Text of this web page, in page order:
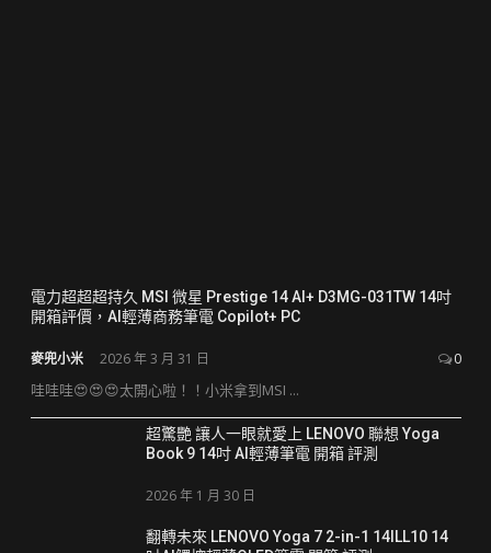
電力超超超持久 MSI 微星 Prestige 14 AI+ D3MG-031TW 14吋
開箱評價，AI輕薄商務筆電 Copilot+ PC
麥兜小米 2026 年 3 月 31 日 0
哇哇哇😍😍😍太開心啦！！小米拿到MSI ...
超驚艷 讓人一眼就愛上 LENOVO 聯想 Yoga
Book 9 14吋 AI輕薄筆電 開箱 評測
2026 年 1 月 30 日
翻轉未來 LENOVO Yoga 7 2-in-1 14ILL10 14